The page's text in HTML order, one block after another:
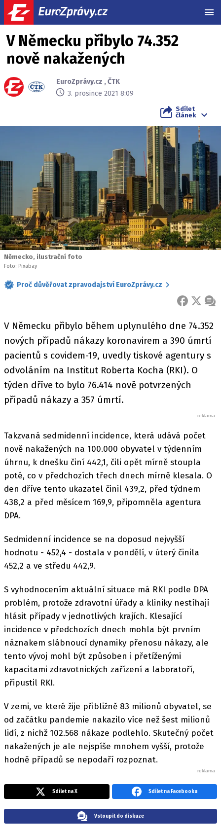
V Německu přibylo 74.352
nově nakažených
EuroZprávy.cz ,ČTK
3. prosince 2021 8:09
Sdílet
článek
Německo, ilustrační foto
Foto: Pixabay
Proč důvěřovat zpravodajství EuroZprávy.cz
FACEBOOK
X
V Německu přibylo během uplynulého dne 74.352
nových případů nákazy koronavirem a 390 úmrtí
pacientů s covidem-19, uvedly tiskové agentury s
odvoláním na Institut Roberta Kocha (RKI). O
týden dříve to bylo 76.414 nově potvrzených
případů nákazy a 357 úmrtí.
Takzvaná sedmidenní incidence, která udává počet
nově nakažených na 100.000 obyvatel v týdenním
úhrnu, k dnešku činí 442,1, čili opět mírně stoupla
poté, co v předchozích třech dnech mírně klesala. O
den dříve tento ukazatel činil 439,2, před týdnem
438,2 a před měsícem 169,9, připomněla agentura
DPA.
Sedmidenní incidence se na doposud nejvyšší
hodnotu - 452,4 - dostala v pondělí, v úterý činila
452,2 a ve středu 442,9.
S vyhodnocením aktuální situace má RKI podle DPA
problém, protože zdravotní úřady a kliniky nestíhají
hlásit případy v jednotlivých krajích. Klesající
incidence v předchozích dnech mohla být prvním
náznakem slábnoucí dynamiky přenosu nákazy, ale
tento vývoj mohl být způsoben i přetíženými
kapacitami zdravotnických zařízení a laboratoří,
připustil RKI.
V zemi, ve které žije přibližně 83 milionů obyvatel, se
od začátku pandemie nakazilo více než šest milionů
lidí, z nichž 102.568 nákaze podlehlo. Skutečný počet
nakažených je ale nejspíše mnohem vyšší, protože
hodně případů se nepodaří rozpoznat.
Sdílet na X Sdílet na Facebooku
Vstoupit do diskuze